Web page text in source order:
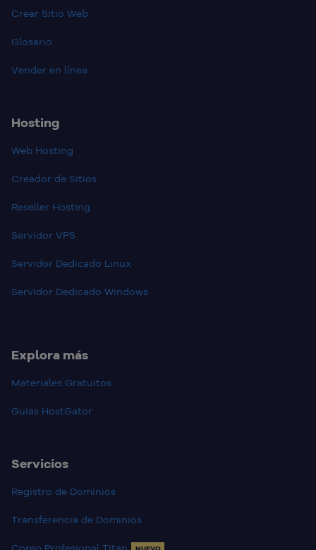
Crear Sitio Web
Glosario
Vender en línea
Hosting
Web Hosting
Creador de Sitios
Reseller Hosting
Servidor VPS
Servidor Dedicado Linux
Servidor Dedicado Windows
Explora más
Materiales Gratuitos
Guias HostGator
Servicios
Registro de Dominios
Transferencia de Dominios